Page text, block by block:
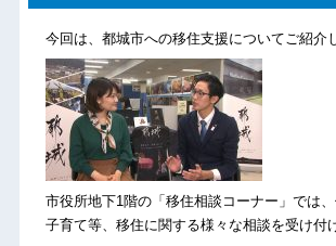
今回は、都城市への移住支援についてご紹介
市役所地下1階の「移住相談コーナー」では、
子育て等、移住に関する様々な相談を受け付